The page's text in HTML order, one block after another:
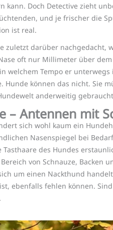
kann. Doch Detective zieht
und je frischer die
ist real.
zuletzt darüber nachgedacht,
oft nur Millimeter über
welchem Tempo er
Hunde können das nicht. Sie
anderweitig
– Antennen mit
sich wohl kaum ein
Nasenspiegel bei
Tasthaare des Hundes
von Schnauze, Backen
um einen Nackthund
ebenfalls fehlen können.